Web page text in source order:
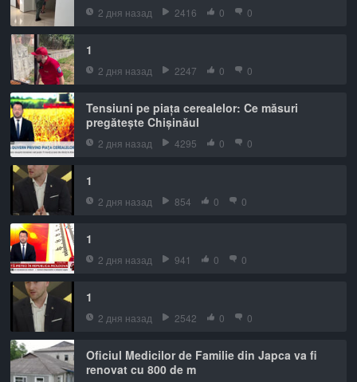
2 дня назад 2416 0 0
1
2 дня назад 2247 0 0
Tensiuni pe piața cerealelor: Ce măsuri
pregătește Chișinăul
2 дня назад 4295 0 0
1
2 дня назад 854 0 0
1
2 дня назад 941 0 0
1
2 дня назад 2542 0 0
Oficiul Medicilor de Familie din Japca va fi
renovat cu 800 de m